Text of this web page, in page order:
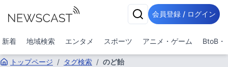
会員登録 / ログイン
新着 地域検索 エンタメ スポーツ アニメ・ゲーム BtoB・
トップページ / タグ検索 / のど飴